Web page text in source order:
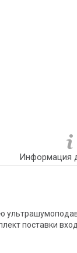
Информация
поставки